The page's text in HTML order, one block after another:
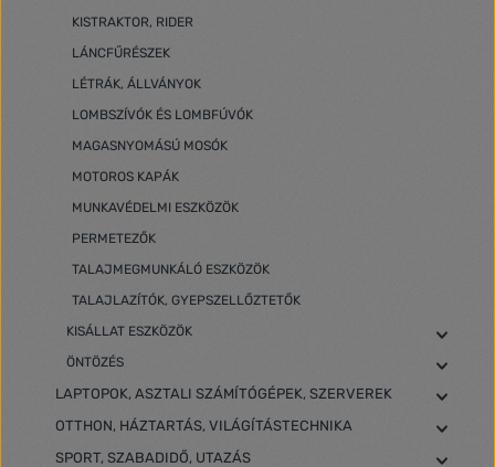
KISTRAKTOR, RIDER
LÁNCFŰRÉSZEK
LÉTRÁK, ÁLLVÁNYOK
LOMBSZÍVÓK ÉS LOMBFÚVÓK
MAGASNYOMÁSÚ MOSÓK
MOTOROS KAPÁK
MUNKAVÉDELMI ESZKÖZÖK
PERMETEZŐK
TALAJMEGMUNKÁLÓ ESZKÖZÖK
TALAJLAZÍTÓK, GYEPSZELLŐZTETŐK
KISÁLLAT ESZKÖZÖK
ÖNTÖZÉS
LAPTOPOK, ASZTALI SZÁMÍTÓGÉPEK, SZERVEREK
OTTHON, HÁZTARTÁS, VILÁGÍTÁSTECHNIKA
SPORT, SZABADIDŐ, UTAZÁS